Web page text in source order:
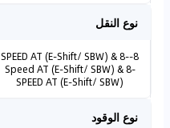
نوع النقل
8-SPEED AT (E-Shift/ SBW) & 8-
Speed AT (E-Shift/ SBW) & 8-
SPEED AT (E-Shift/ SBW)
نوع الوقود